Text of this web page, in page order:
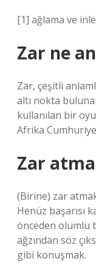
[1] ağlama ve
Zar ne
Zar, çeşitli
altı nokta
kullanılan bir
Afrika
Zar
(Birine) zar
Henüz başarısı
önceden olumlu
ağzından söz
gibi konuşmak.